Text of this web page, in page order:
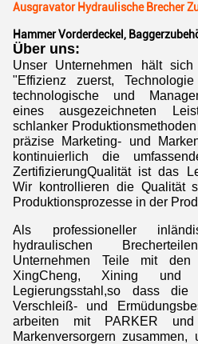
Ausgravator Hydraulische Brecher
Hammer Vorderdeckel,
Über uns:
Unser Unternehmen hält
"Effizienz zuerst,
technologische und
eines ausgezeichneten
schlanker
präzise Marketing- und
kontinuierlich die
ZertifizierungQualität ist das
Wir kontrollieren die Qualität
Produktionsprozesse in der
Als professioneller
hydraulischen
Unternehmen Teile mit
XingCheng, Xining und
Legierungsstahl,so dass
Verschleiß- und
arbeiten mit PARKER und
Markenversorgern